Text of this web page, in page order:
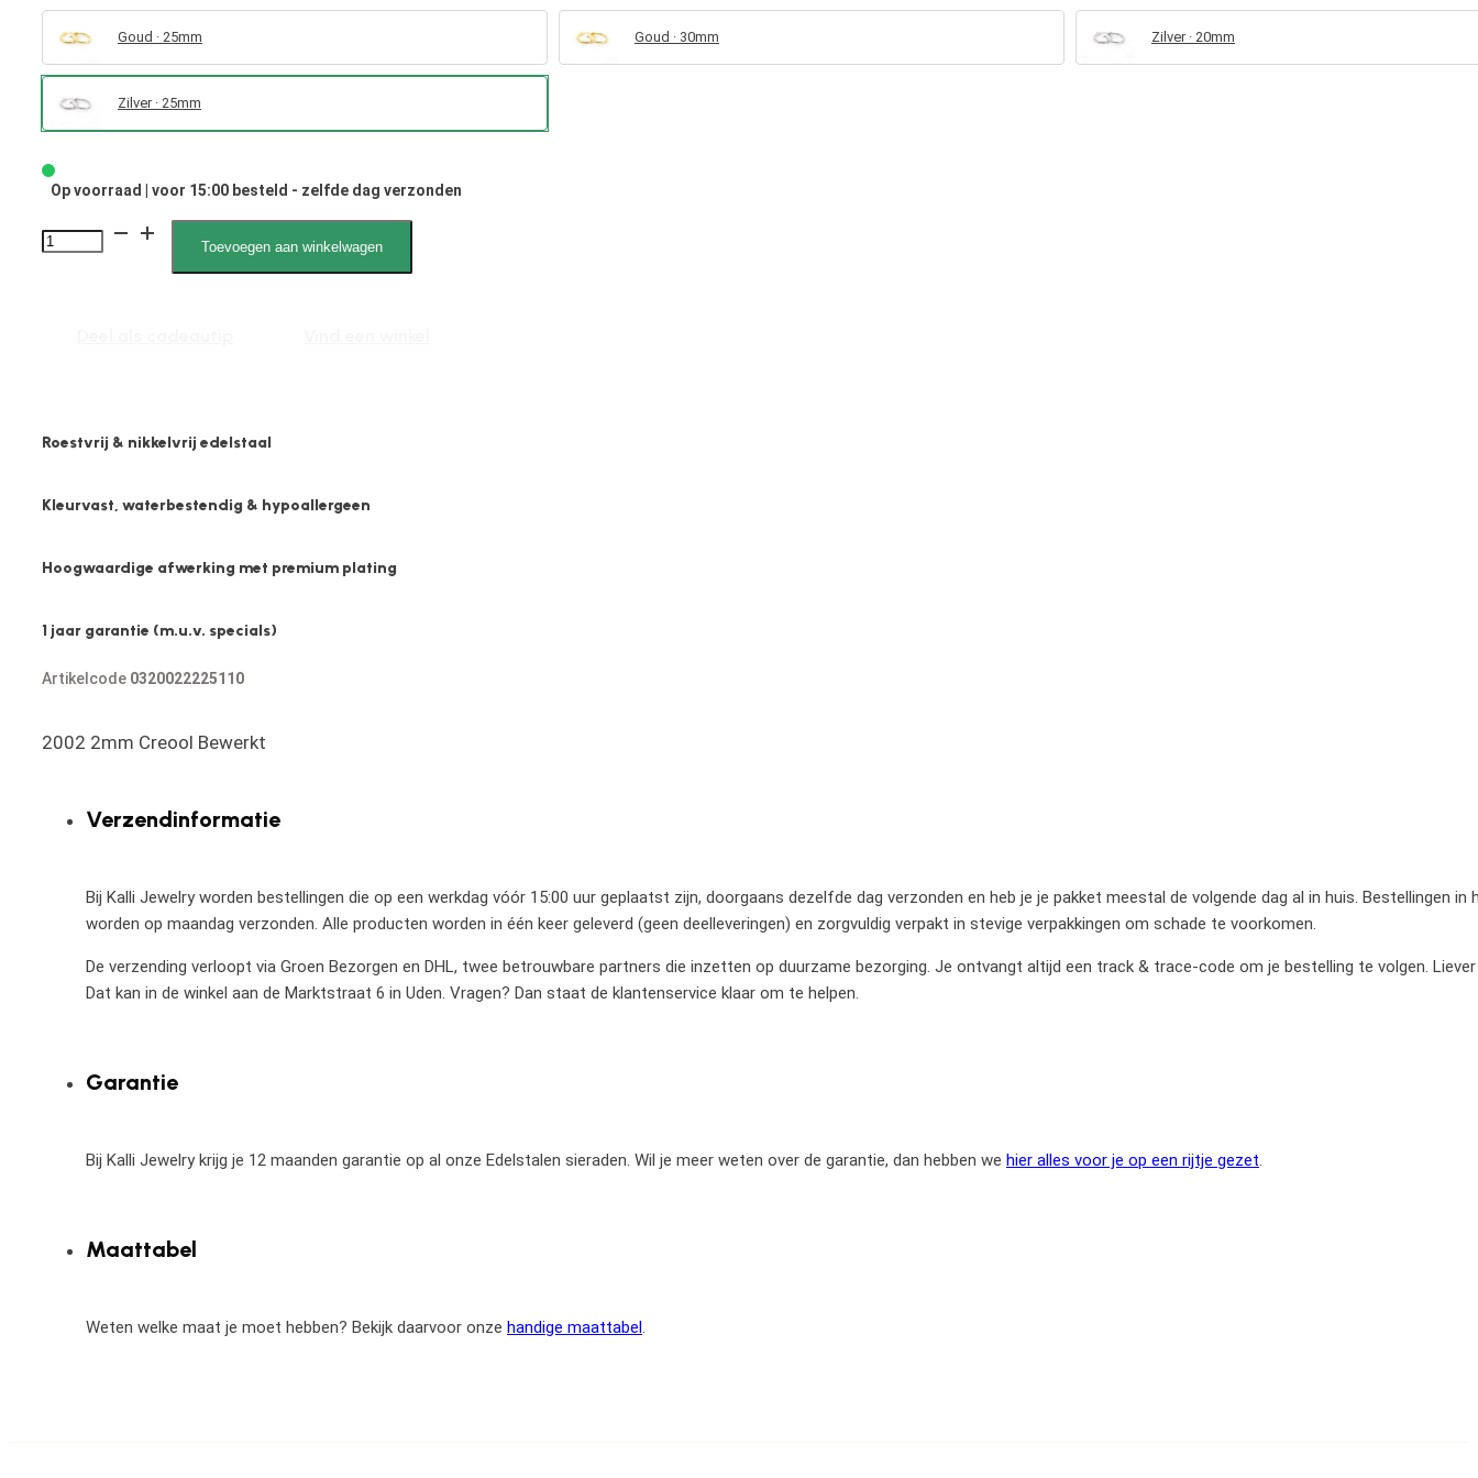
Goud · 25mm Goud · 30mm Zilver · 20mm
Zilver · 25mm
Op voorraad | voor 15:00 besteld - zelfde dag verzonden
2002
Toevoegen aan winkelwagen
Roestvrij & nikkelvrij edelstaal
Kleurvast, waterbestendig & hypoallergeen
Hoogwaardige afwerking met premium plating
1 jaar garantie (m.u.v. specials)
Artikelcode 0320022225110
2002 2mm Creool Bewerkt
Verzendinformatie
Bij Kalli Jewelry worden bestellingen die op een werkdag vóór 15:00 uur geplaatst zijn, doorgaans dezelfde dag verzonden en heb je je pakket meestal de volgende dag al in huis. Bestellingen in
worden op maandag verzonden. Alle producten worden in één keer geleverd (geen deelleveringen) en zorgvuldig verpakt in stevige verpakkingen om schade te voorkomen.
De verzending verloopt via Groen Bezorgen en DHL, twee betrouwbare partners die inzetten op duurzame bezorging. Je ontvangt altijd een track & trace-code om je bestelling te volgen.
Dat kan in de winkel aan de Marktstraat 6 in Uden. Vragen? Dan staat de klantenservice klaar om te helpen.
Garantie
Bij Kalli Jewelry krijg je 12 maanden garantie op al onze Edelstalen sieraden. Wil je meer weten over de garantie, dan hebben we hier alles voor je op een rijtje gezet.
Maattabel
Weten welke maat je moet hebben? Bekijk daarvoor onze handige maattabel.